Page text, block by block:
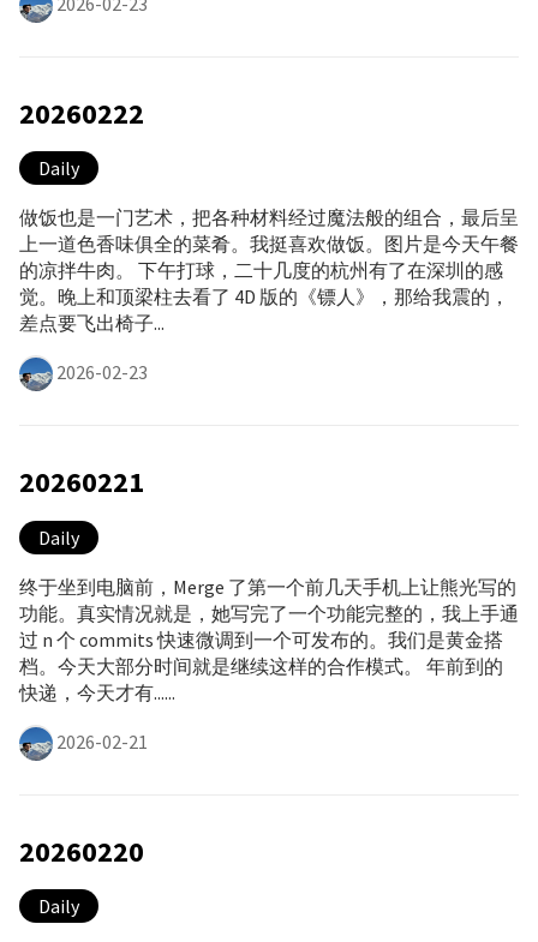
20260222
Daily
做饭也是一门艺术，把各种材料经过魔法般的组合，最后呈
上一道色香味俱全的菜肴。我挺喜欢做饭。图片是今天午餐
的凉拌牛肉。 下午打球，二十几度的杭州有了在深圳的感
觉。晚上和顶梁柱去看了 4D 版的《镖人》，那给我震的，
差点要飞出椅子...
2026-02-23
20260221
Daily
终于坐到电脑前，Merge 了第一个前几天手机上让熊光写的
功能。真实情况就是，她写完了一个功能完整的，我上手通
过 n 个 commits 快速微调到一个可发布的。我们是黄金搭
档。今天大部分时间就是继续这样的合作模式。 年前到的
快递，今天才有......
2026-02-21
20260220
Daily